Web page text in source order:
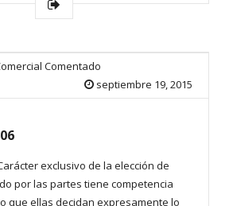
Comentado
septiembre 19, 2015
exclusivo de la elección de
por las partes tiene competencia
que ellas decidan expresamente lo